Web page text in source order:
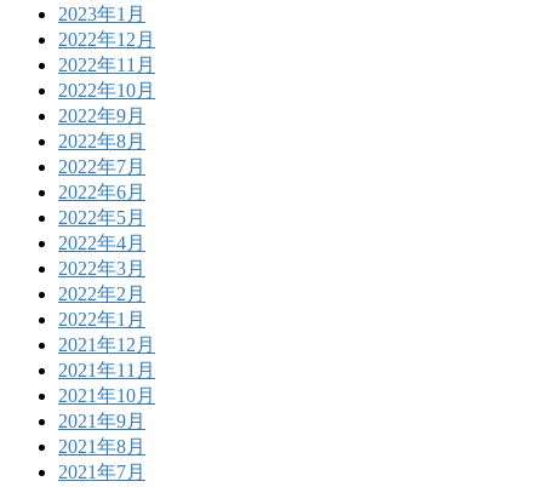
2023年1月
2022年12月
2022年11月
2022年10月
2022年9月
2022年8月
2022年7月
2022年6月
2022年5月
2022年4月
2022年3月
2022年2月
2022年1月
2021年12月
2021年11月
2021年10月
2021年9月
2021年8月
2021年7月